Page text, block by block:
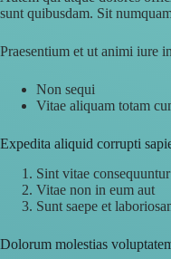
sunt quibusdam. Sit
Praesentium et ut animi iure
Non sequi
Vitae aliquam totam
Expedita aliquid corrupti
Sint vitae
Vitae non in eum aut
Sunt saepe et
Dolorum molestias